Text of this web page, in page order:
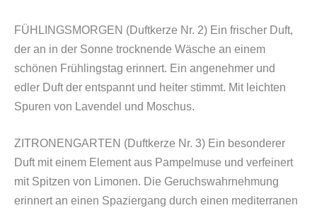
FÜHLINGSMORGEN (Duftkerze Nr. 2) Ein frischer Duft,
der an in der Sonne trocknende Wäsche an einem
schönen Frühlingstag erinnert. Ein angenehmer und
edler Duft der entspannt und heiter stimmt. Mit leichten
Spuren von Lavendel und Moschus.
ZITRONENGARTEN (Duftkerze Nr. 3) Ein besonderer
Duft mit einem Element aus Pampelmuse und verfeinert
mit Spitzen von Limonen. Die Geruchswahrnehmung
erinnert an einen Spaziergang durch einen mediterranen